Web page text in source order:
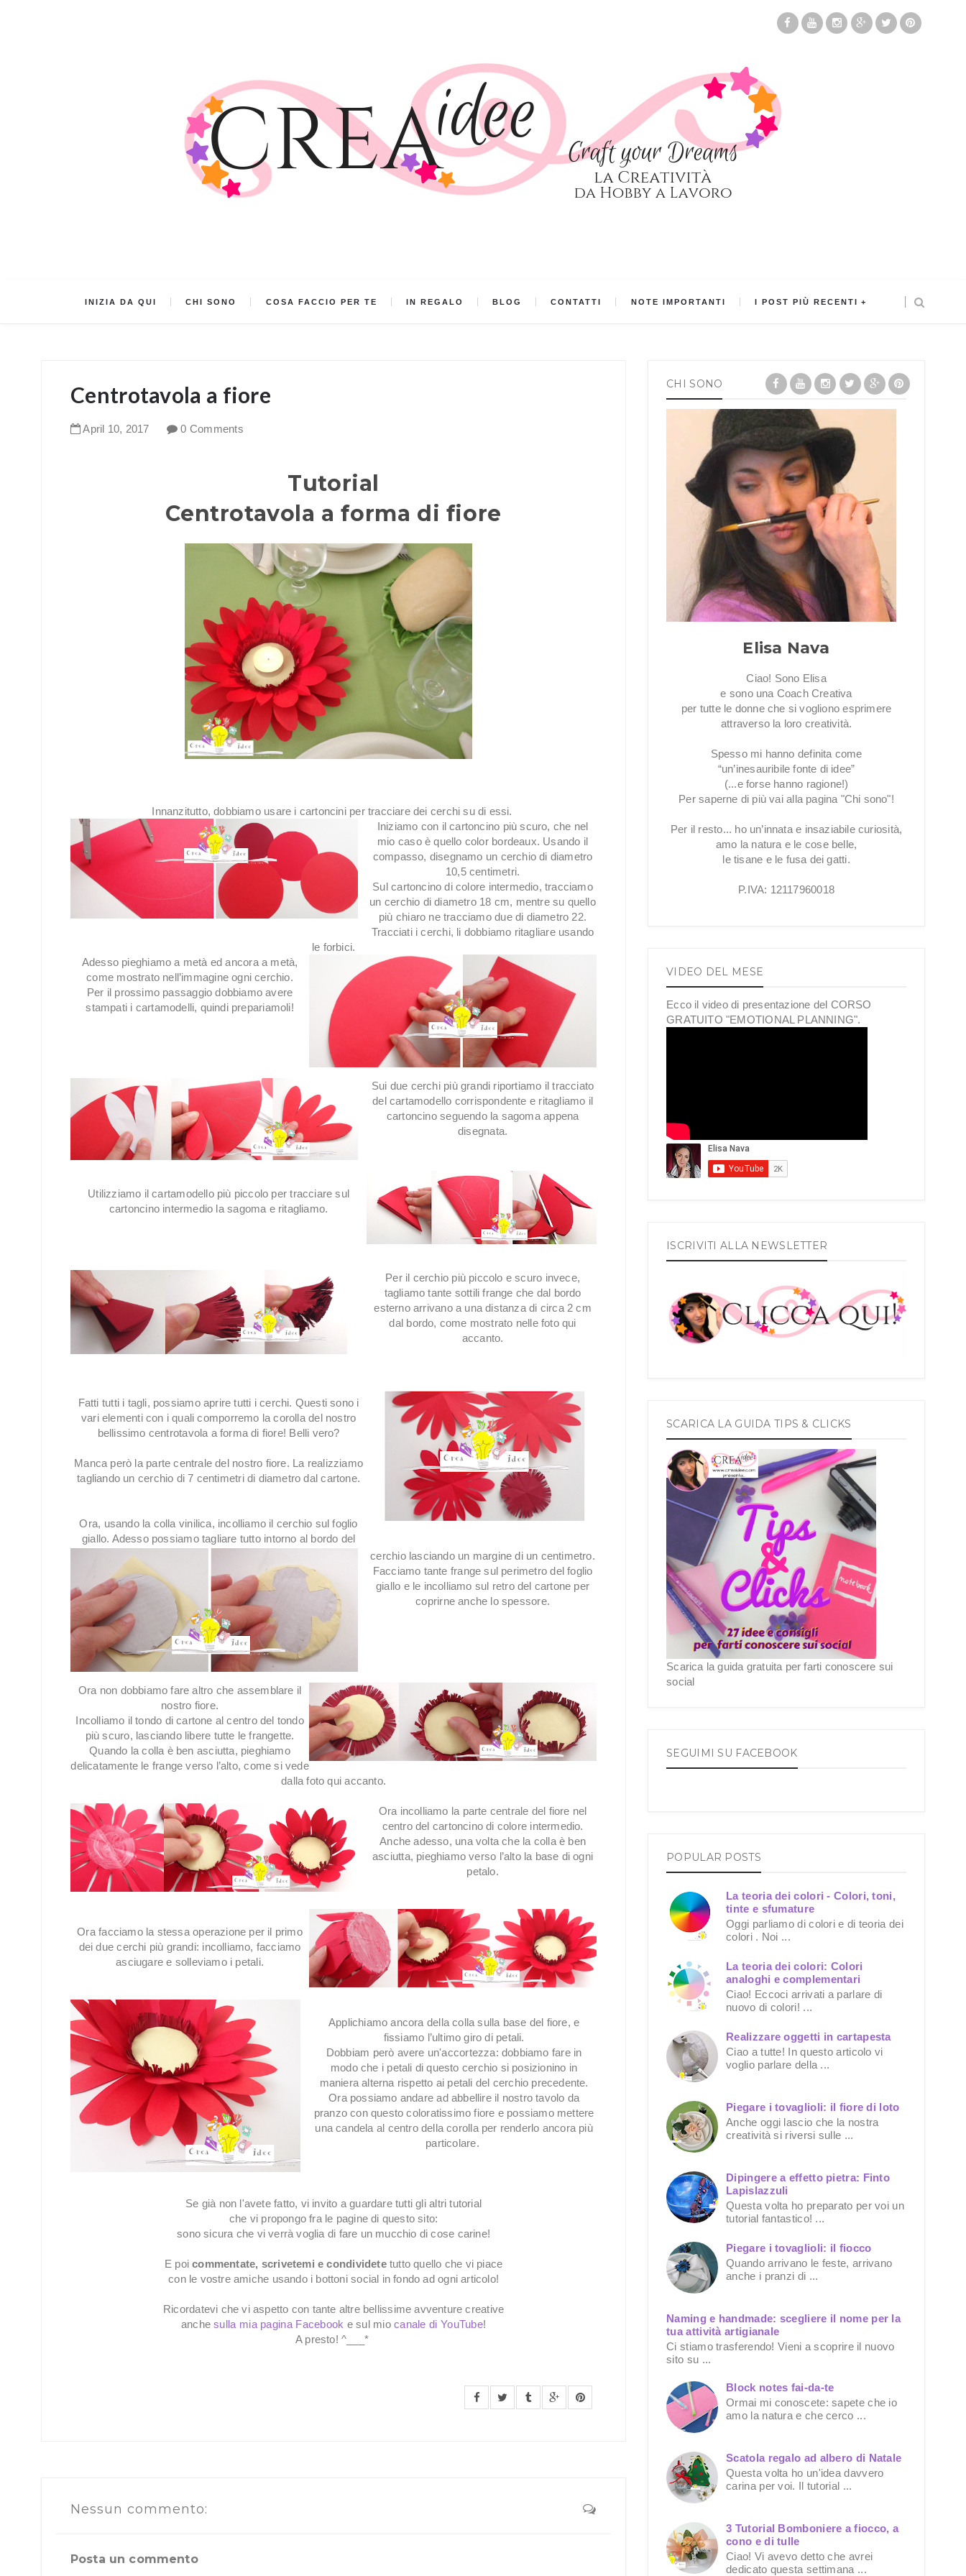
INIZIA DA QUI CHI SONO COSA FACCIO PER TE IN REGALO BLOG CONTATTI NOTE IMPORTANTI I POST PIÙ RECENTI
Centrotavola a fiore
April 10, 2017 0 Comments
Tutorial
Centrotavola a forma di fiore
Innanzitutto, dobbiamo usare i cartoncini per tracciare dei cerchi su di essi.
Iniziamo con il cartoncino più scuro, che nel
mio caso è quello color bordeaux. Usando il
compasso, disegnamo un cerchio di diametro
10,5 centimetri.
Sul cartoncino di colore intermedio, tracciamo
un cerchio di diametro 18 cm, mentre su quello
più chiaro ne tracciamo due di diametro 22.
Tracciati i cerchi, li dobbiamo ritagliare usando
le forbici.
Adesso pieghiamo a metà ed ancora a metà,
come mostrato nell’immagine ogni cerchio.
Per il prossimo passaggio dobbiamo avere
stampati i cartamodelli, quindi prepariamoli!
Sui due cerchi più grandi riportiamo il tracciato
del cartamodello corrispondente e ritagliamo il
cartoncino seguendo la sagoma appena
disegnata.
Utilizziamo il cartamodello più piccolo per tracciare sul
cartoncino intermedio la sagoma e ritagliamo.
Per il cerchio più piccolo e scuro invece,
tagliamo tante sottili frange che dal bordo
esterno arrivano a una distanza di circa 2 cm
dal bordo, come mostrato nelle foto qui
accanto.
Fatti tutti i tagli, possiamo aprire tutti i cerchi. Questi sono i
vari elementi con i quali comporremo la corolla del nostro
bellissimo centrotavola a forma di fiore! Belli vero?
Manca però la parte centrale del nostro fiore. La realizziamo
tagliando un cerchio di 7 centimetri di diametro dal cartone.
Ora, usando la colla vinilica, incolliamo il cerchio sul foglio
giallo. Adesso possiamo tagliare tutto intorno al bordo del
cerchio lasciando un margine di un centimetro.
Facciamo tante frange sul perimetro del foglio
giallo e le incolliamo sul retro del cartone per
coprirne anche lo spessore.
Ora non dobbiamo fare altro che assemblare il
nostro fiore.
Incolliamo il tondo di cartone al centro del tondo
più scuro, lasciando libere tutte le frangette.
Quando la colla è ben asciutta, pieghiamo
delicatamente le frange verso l’alto, come si vede
dalla foto qui accanto.
Ora incolliamo la parte centrale del fiore nel
centro del cartoncino di colore intermedio.
Anche adesso, una volta che la colla è ben
asciutta, pieghiamo verso l’alto la base di ogni
petalo.
Ora facciamo la stessa operazione per il primo
dei due cerchi più grandi: incolliamo, facciamo
asciugare e solleviamo i petali.
Applichiamo ancora della colla sulla base del fiore, e
fissiamo l’ultimo giro di petali.
Dobbiam però avere un'accortezza: dobbiamo fare in
modo che i petali di questo cerchio si posizionino in
maniera alterna rispetto ai petali del cerchio precedente.
Ora possiamo andare ad abbellire il nostro tavolo da
pranzo con questo coloratissimo fiore e possiamo mettere
una candela al centro della corolla per renderlo ancora più
particolare.
Se già non l'avete fatto, vi invito a guardare tutti gli altri tutorial
che vi propongo fra le pagine di questo sito:
sono sicura che vi verrà voglia di fare un mucchio di cose carine!
E poi commentate, scrivetemi e condividetetutto quello che vi piace
con le vostre amiche usando i bottoni social in fondo ad ogni articolo!
Ricordatevi che vi aspetto con tante altre bellissime avventure creative
anchesulla mia pagina Facebook e sul mio canale di YouTube!
A presto! ^___*
Nessun commento:
Posta un commento
CHI SONO
Elisa Nava
Ciao! Sono Elisa
e sono una Coach Creativa
per tutte le donne che si vogliono esprimere
attraverso la loro creatività.
Spesso mi hanno definita come
“un’inesauribile fonte di idee”
(...e forse hanno ragione!)
Per saperne di più vai alla pagina "Chi sono"!
Per il resto... ho un’innata e insaziabile curiosità,
amo la natura e le cose belle,
le tisane e le fusa dei gatti.
P.IVA: 12117960018
VIDEO DEL MESE
Ecco il video di presentazione del CORSO
GRATUITO "EMOTIONAL PLANNING".
ISCRIVITI ALLA NEWSLETTER
SCARICA LA GUIDA TIPS & CLICKS
Scarica la guida gratuita per farti conoscere sui
social
SEGUIMI SU FACEBOOK
POPULAR POSTS
La teoria dei colori - Colori, toni,
tinte e sfumature
Oggi parliamo di colori e di teoria dei
colori . Noi ...
La teoria dei colori: Colori
analoghi e complementari
Ciao! Eccoci arrivati a parlare di
nuovo di colori! ...
Realizzare oggetti in cartapesta
Ciao a tutte! In questo articolo vi
voglio parlare della ...
Piegare i tovaglioli: il fiore di loto
Anche oggi lascio che la nostra
creatività si riversi sulle ...
Dipingere a effetto pietra: Finto
Lapislazzuli
Questa volta ho preparato per voi un
tutorial fantastico! ...
Piegare i tovaglioli: il fiocco
Quando arrivano le feste, arrivano
anche i pranzi di ...
Naming e handmade: scegliere il nome per la
tua attività artigianale
Ci stiamo trasferendo! Vieni a scoprire il nuovo
sito su ...
Block notes fai-da-te
Ormai mi conoscete: sapete che io
amo la natura e che cerco ...
Scatola regalo ad albero di Natale
Questa volta ho un'idea davvero
carina per voi. Il tutorial ...
3 Tutorial Bomboniere a fiocco, a
cono e di tulle
Ciao! Vi avevo detto che avrei
dedicato questa settimana ...